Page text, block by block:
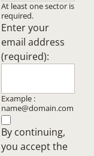
At least one sector is
required.
Enter your
email address
(required):
Example :
name@domain.com
By continuing,
you accept the